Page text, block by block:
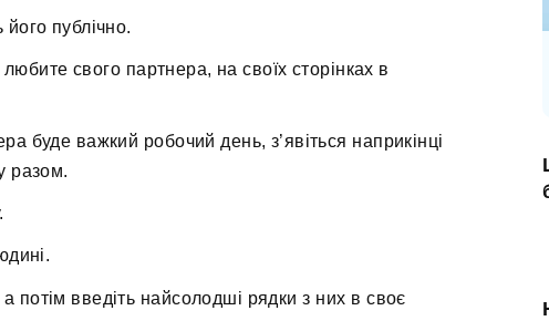
його публічно.
свого партнера, на своїх сторінках в
буде важкий робочий день, з’явіться наприкінці
разом.
потім введіть найсолодші рядки з них в своє